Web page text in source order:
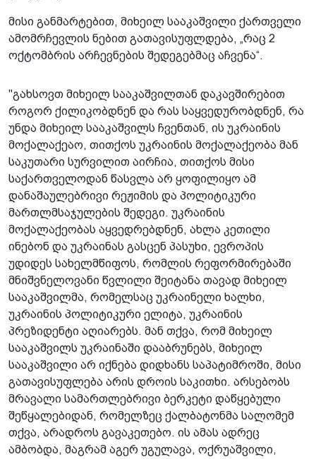
მისი განმარტებით, მიხეილ სააკაშვილი ქართველი
ამომრჩევლის ნებით გათავისუფლდება, „რაც 2
ოქტომბრის არჩევნების შედეგებმაც აჩვენა“.
"გახსოვთ მიხეილ სააკაშვილთან დაკავშირებით
როგორ ქილიკობდნენ და რას საყვედურობდნენ, რა
უნდა მიხეილ სააკაშვილს ჩვენთან, ის უკრაინის
მოქალაქეაო, თითქოს უკრაინის მოქალაქეობა მან
საკუთარი სურვილით აირჩია, თითქოს მისი
საქართველოდან წასვლა არ ყოფილიყო ამ
დანაშაულებრივი რეჟიმის და პოლიტიკური
მართლმსაჯულების შედეგი. უკრაინის
მოქალაქეობას აყვედრებდნენ, ახლა კეთილი
ინებონ და უკრაინას გასცენ პასუხი, ევროპის
უდიდეს სახელმწიფოს, რომლის რეფორმირებაში
მნიშვნელოვანი წვლილი შეიტანა თავად მიხეილ
სააკაშვილმა, რომელსაც უკრაინელი ხალხი,
უკრაინის პოლიტიკური ელიტა, უკრაინის
პრეზიდენტი აღიარებს. მან თქვა, რომ მიხეილ
სააკაშვილს უკრაინაში დააბრუნებს, მიხეილ
სააკაშვილი არ იქნება დიდხანს საპატიმროში, მისი
გათავისუფლება არის დროის საკითხი. არსებობს
მრავალი სამართლებრივი ბერკეტი დაწყებული
შეწყალებიდან, რომელზეც ქალბატონმა სალომემ
თქვა, არადროს გავაკეთებო. ის ამას ადრეც
ამბობდა, მაგრამ აგერ უგულავა, ოქრუაშვილი,